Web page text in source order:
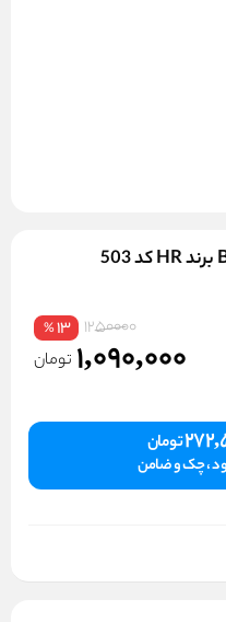
1250000
13
%
1,090,000 تومان
تومان
، چک و ضامن